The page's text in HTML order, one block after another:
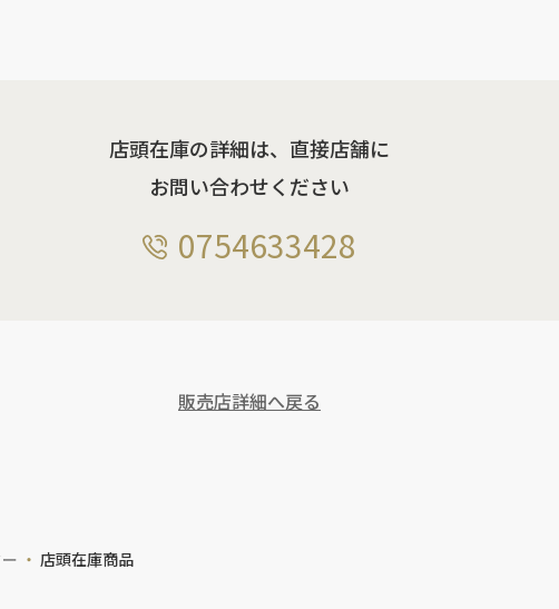
店頭在庫の詳細は、直接店舗に
お問い合わせください
0754633428
販売店詳細へ戻る
店頭在庫商品